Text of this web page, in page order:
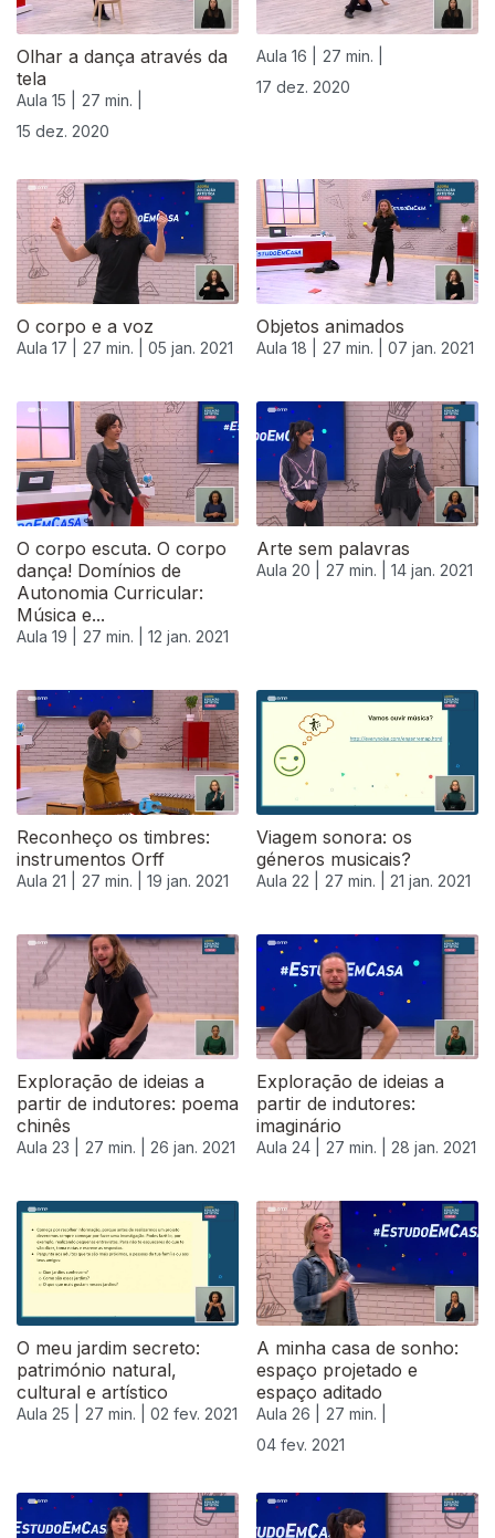
Olhar a dança através da
tela
Aula 15 |
27 min. |
15 dez. 2020
Aula 16 |
27 min. |
17 dez. 2020
O corpo e a voz
Aula 17 | 27 min. | 05 jan. 2021
Objetos animados
Aula 18 | 27 min. | 07 jan. 2021
O corpo escuta. O corpo
dança! Domínios de
Autonomia Curricular:
Música e...
Aula 19 | 27 min. | 12 jan. 2021
Arte sem palavras
Aula 20 | 27 min. | 14 jan. 2021
Reconheço os timbres:
instrumentos Orff
Aula 21 | 27 min. | 19 jan. 2021
Viagem sonora: os
géneros musicais?
Aula 22 | 27 min. | 21 jan. 2021
Exploração de ideias a
partir de indutores: poema
chinês
Aula 23 | 27 min. | 26 jan. 2021
Exploração de ideias a
partir de indutores:
imaginário
Aula 24 | 27 min. | 28 jan. 2021
520630
O meu jardim secreto:
património natural,
cultural e artístico
Aula 25 | 27 min. | 02 fev. 2021
A minha casa de sonho:
espaço projetado e
espaço aditado
Aula 26 |
27 min. |
04 fev. 2021